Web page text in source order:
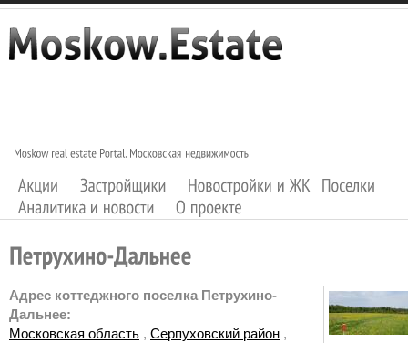
Адрес коттеджного поселка Петрухино-
Дальнее:
Московская область , Серпуховский район ,